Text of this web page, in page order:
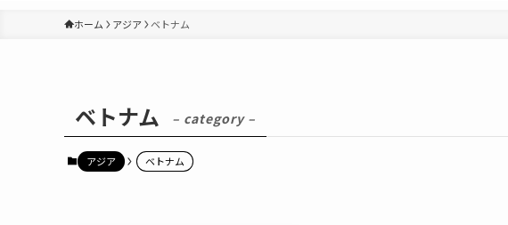
ホーム アジア ベトナム
ベトナム – category –
アジア ベトナム